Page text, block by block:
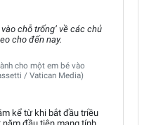
chỗ trống’ về các chủ
cho đến nay.
cho một em bé vào
/ Vatican Media)
kể từ khi bắt đầu triều